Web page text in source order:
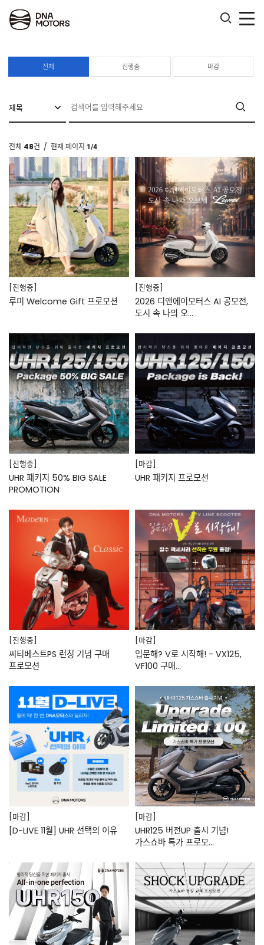
전체 진행중 마감
전체 48건 / 현재 페이지 1/4
[진행중]
루미 Welcome Gift 프로모션
[진행중]
2026 디앤에이모터스 AI 공모전,
도시 속 나의 오…
[진행중]
UHR 패키지 50% BIG SALE
PROMOTION
[마감]
UHR 패키지 프로모션
[진행중]
씨티베스트PS 런칭 기념 구매
프로모션
[마감]
입문해? V로 시작해! - VX125,
VF100 구매…
[마감]
[D-LIVE 11월] UHR 선택의 이유
[마감]
UHR125 버전UP 출시 기념!
가스쇼바 특가 프로모…